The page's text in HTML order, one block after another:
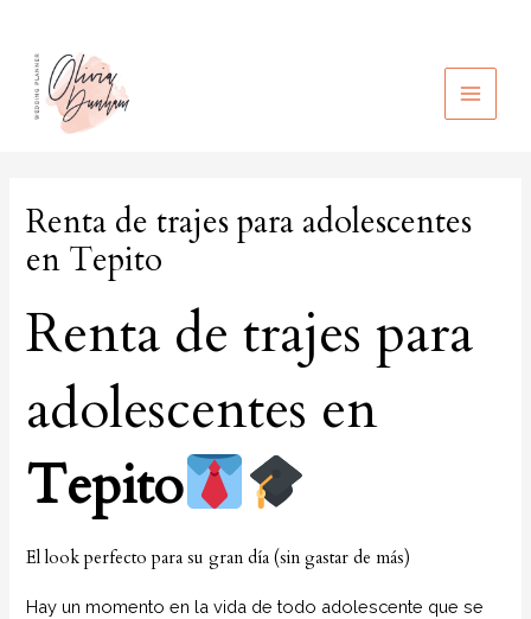
contenido
MAIN
Renta de trajes para adolescentes
en Tepito
Renta de trajes para
adolescentes en
Tepito
El look perfecto para su gran día (sin gastar de más)
Hay un momento en la vida de todo adolescente que se